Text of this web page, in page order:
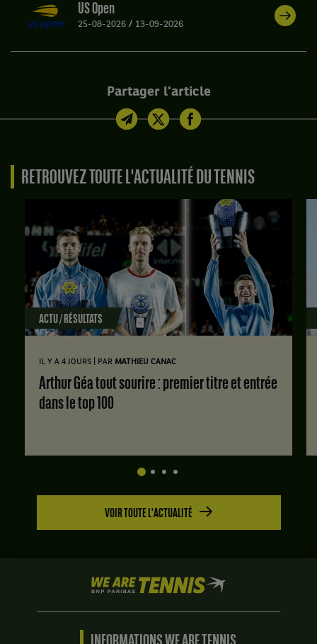
US Open
25-08-2026 / 13-09-2026
Partager l'article
RETROUVEZ TOUTE L'ACTUALITÉ DU TENNIS
ACTU / RÉSULTATS
IL Y A 4 JOURS PAR MATHIEU CANAC
Arthur Géa tout sourire : premier titre et entrée
dans le top 100
VOIR TOUTE L'ACTUALITÉ
We
are
Tennis
BNP